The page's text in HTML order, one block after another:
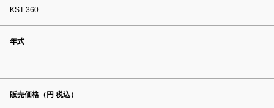
KST-360
年式
-
販売価格（円 税込）